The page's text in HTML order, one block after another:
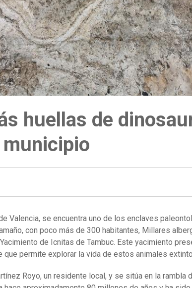
huellas de
Valencia, se encuentra uno de los enclaves
con poco más de 300 habitantes, Millares
de Icnitas de Tambuc. Este yacimiento
permite explorar la vida de estos animales
Royo, un residente local, y se sitúa en la rambla